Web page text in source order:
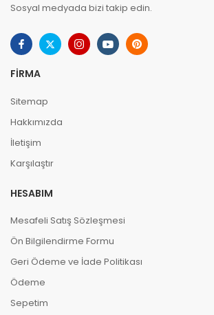
Sosyal medyada bizi takip edin.
FIRMA
Sitemap
Hakkımızda
İletişim
Karşılaştır
HESABIM
Mesafeli Satış Sözleşmesi
Ön Bilgilendirme Formu
Geri Ödeme ve İade Politikası
Ödeme
Sepetim